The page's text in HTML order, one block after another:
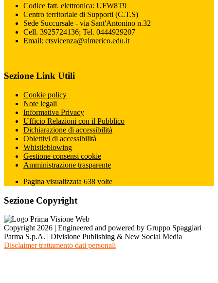
Codice fatt. elettronica: UFW8T9
Centro territoriale di Supporti (C.T.S)
Sede Succursale - via Sant'Antonino n.32
Cell. 3925724136; Tel. 0444929207
Email: ctsvicenza@almerico.edu.it
Sezione Link Utili
Cookie policy
Note legali
Informativa Privacy
Ufficio Relazioni con il Pubblico
Dichiarazione di accessibilità
Obiettivi di accessibilità
Whistleblowing
Gestione consensi cookie
Amministrazione trasparente
Pagina visualizzata 638 volte
Sezione Copyright
Copyright 2026 | Engineered and powered by Gruppo Spaggiari
Parma S.p.A. | Divisione Publishing & New Social Media
Disclaimer trattamento dati personali